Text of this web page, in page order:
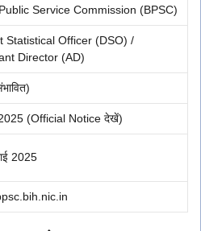
Service Commission (BPSC)
Statistical Officer (DSO) /
Director (AD)
(Official Notice देखें)
2025